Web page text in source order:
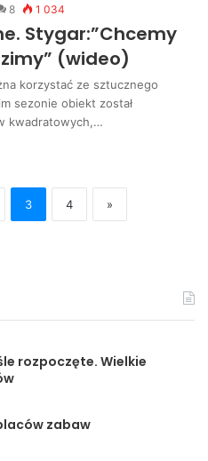
8 1 034
Stygar:”Chcemy
(wideo)
korzystać ze sztucznego
sezonie obiekt został
kwadratowych,…
3 4 »
rozpoczęte. Wielkie
zabaw